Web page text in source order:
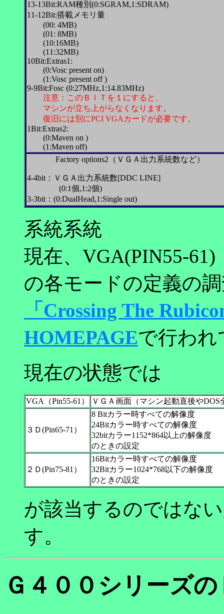
13-13Bit:RAM種別 (0:SGRAM,1:SDRAM)
11-12Bit:搭載メモリ量
(00: 4MB)
(01: 8MB)
(10:16MB)
(11:32MB)
10Bit:Extras1:
(0:Vosc present on)
(1:Vosc present off )
9-9Bit:Fosc (0:27MHz,1:14.83MHz)
注意：このＢＩＴを１にすると、
マシンが立ち上がらなくなります。
復旧には別にPCI VGAカードが必要です。
1Bit:Extras2:
(0:Maven on )
(1:Maven off)
Factory options2（ＶＧＡ出力系統数など）
4-4bit：ＶＧＡ出力系統数[DDC LINE]
(0:1個,1:2個)
3-3bit：(0:DualHead,1:Single out)
系統系統
現在、VGA(PIN55-61)
の各モードの定義の
「Crossing The
HOMEPAGEで行われ
現在の状態では
VGA（Pin55-61） ＶＧＡ画面（マシン起動直後やDOS
３Ｄ(Pin65-71）
8 Bitカラー時すべての解像度
24Bitカラー時すべての解像度
32bitカラー1152*864以上の解像度
のときの設定
２Ｄ(Pin75-81）
16Bitカラー時すべての解像度
32Bitカラー1024*768以下の解像度
のときの設定
が該当するのではな
す。
Ｇ４００シリーズ